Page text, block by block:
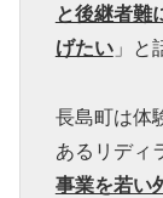
と後継者難
げたい」と
長島町は体
あるリディ
事業を若い